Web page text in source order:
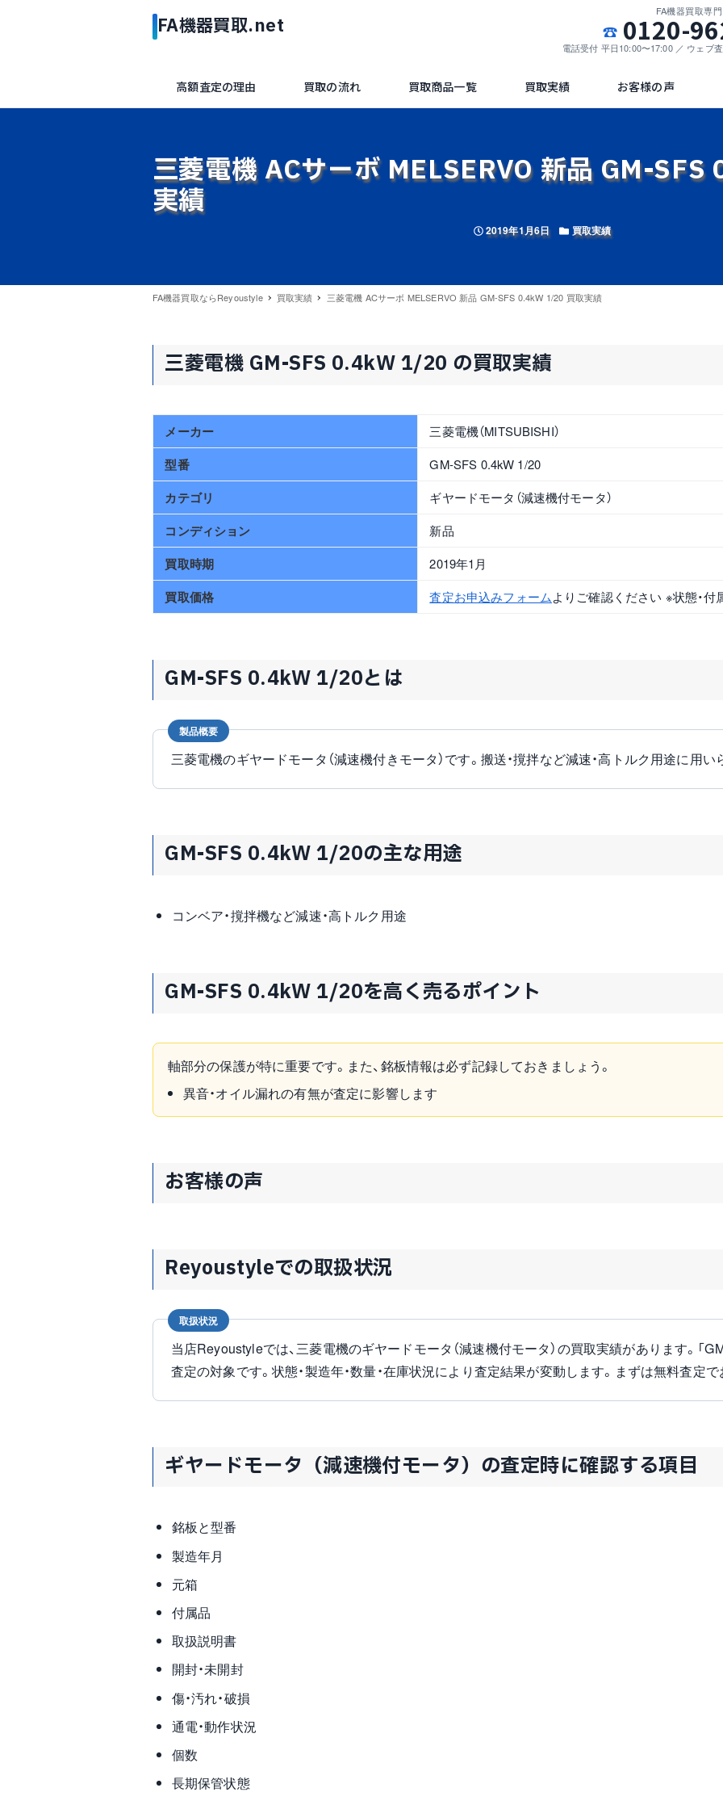
FA機器買取専
0120-
電話受付 平日10:00〜17:00 ／ ウェブ
高額査定の理由 買取の流れ 買取商品一覧 買取実績 お客様の声
三菱電機 ACサーボ MELSERVO 新品 GM-
実績
投稿日
2019年1月6日 カテゴリー
買取実績
FA機器買取ならReyoustyle 買取実績 三菱電機 ACサーボ MELSERVO 新品 GM-SFS 0.4kW 1/20 買取実績
三菱電機 GM-SFS 0.4kW 1/20 の買取実績
メーカー 三菱電機（MITSUBISHI）
型番 GM-SFS 0.4kW 1/20
カテゴリ ギヤードモータ（減速機付モータ）
コンディション 新品
買取時期 2019年1月
買取価格 査定お申込みフォームよりご確認ください ※状態・付
GM-SFS 0.4kW 1/20とは
製品概要
三菱電機のギヤードモータ（減速機付きモータ）です。搬送・撹拌など減速・高トルク用途に用い
GM-SFS 0.4kW 1/20の主な用途
コンベア・撹拌機など減速・高トルク用途
GM-SFS 0.4kW 1/20を高く売るポイント
軸部分の保護が特に重要です。また、銘板情報は必ず記録しておきましょう。
異音・オイル漏れの有無が査定に影響します
お客様の声
Reyoustyleでの取扱状況
取扱状況
当店Reyoustyleでは、三菱電機のギヤードモータ（減速機付モータ）の買取実績があります。「
査定の対象です。状態・製造年・数量・在庫状況により査定結果が変動します。まずは無料査定
ギヤードモータ（減速機付モータ）の査定時に確認する項目
銘板と型番
製造年月
元箱
付属品
取扱説明書
開封・未開封
傷・汚れ・破損
通電・動作状況
個数
長期保管状態